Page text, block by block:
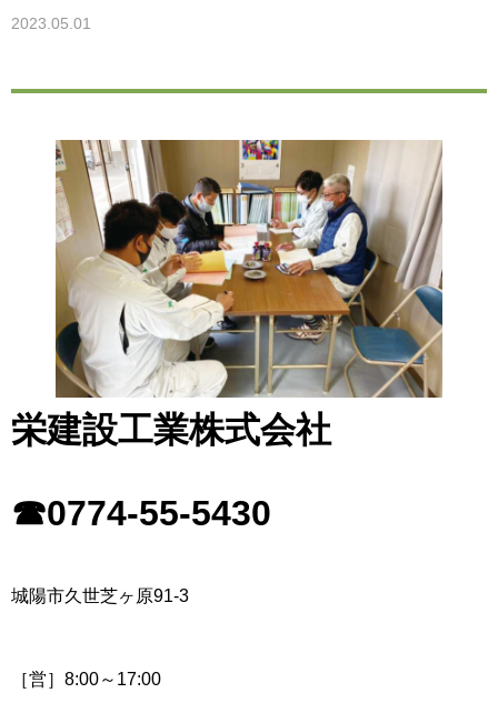
2023.05.01
栄建設工業株式会社
☎0774-55-5430
城陽市久世芝ヶ原91-3
［営］8:00～17:00